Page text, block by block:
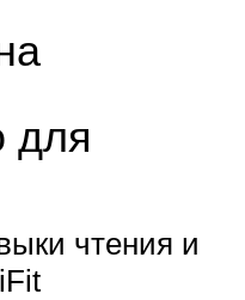
для
чтения и